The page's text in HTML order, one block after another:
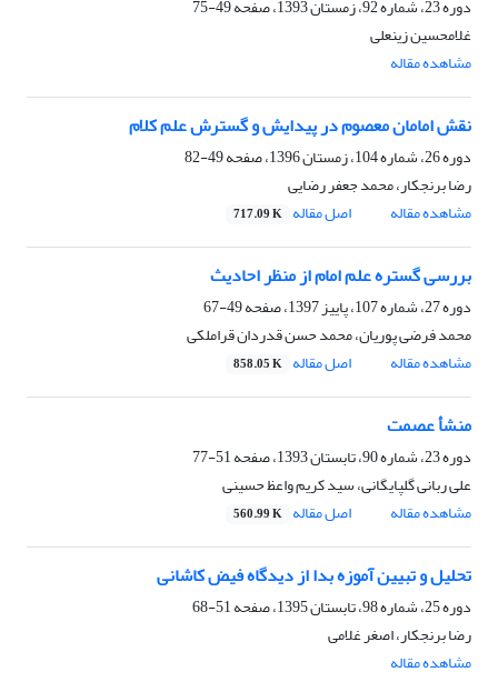
دوره 23، شماره 92، زمستان 1393، صفحه
49-75
غلامحسین زینعلی
مشاهده مقاله
نقش امامان معصوم در پیدایش و گسترش علم کلام
دوره 26، شماره 104، زمستان 1396، صفحه
49-82
رضا برنجکار، محمد جعفر رضایی
مشاهده مقاله
اصل مقاله 717.09 K
بررسی گستره علم امام از منظر احادیث
دوره 27، شماره 107، پاییز 1397، صفحه
49-67
محمد فرضی پوریان، محمد حسن قدردان قراملکی
مشاهده مقاله
اصل مقاله 858.05 K
منشأ عصمت
دوره 23، شماره 90، تابستان 1393، صفحه
51-77
علی ربانی گلپایگانی، سید کریم واعظ حسینی
مشاهده مقاله
اصل مقاله 560.99 K
تحلیل و تبیین آموزه بدا از دیدگاه فیض کاشانی
دوره 25، شماره 98، تابستان 1395، صفحه
51-68
رضا برنجکار، اصغر غلامی
مشاهده مقاله